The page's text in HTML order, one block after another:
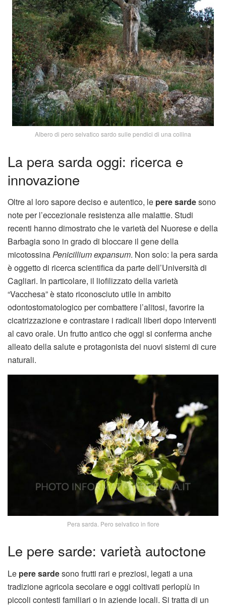
Albero di pero selvatico sardo sulle pendici di una collina
La pera sarda oggi: ricerca e
innovazione
Oltre al loro sapore deciso e autentico, le pere sardesono
note per l’eccezionale resistenza alle malattie. Studi
recenti hanno dimostrato che le varietà del Nuorese e della
Barbagia sono in grado di bloccare il gene della
micotossinaPenicillium expansum. Non solo: la pera sarda
è oggetto di ricerca scientifica da parte dell’Università di
Cagliari. In particolare, il liofilizzato della varietà
“Vacchesa” è stato riconosciuto utile in ambito
odontostomatologico per combattere l’alitosi, favorire la
cicatrizzazione e contrastare i radicali liberi dopo interventi
al cavo orale. Un frutto antico che oggi si conferma anche
alleato della salute e protagonista dei nuovi sistemi di cure
naturali.
Pera sarda. Pero selvatico in fiore
Le pere sarde: varietà autoctone
Le pere sardesono frutti rari e preziosi, legati a una
tradizione agricola secolare e oggi coltivati perlopiù in
piccoli contesti familiari o in aziende locali. Si tratta di un